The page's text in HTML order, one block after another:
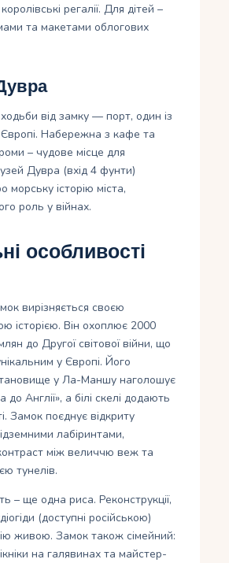
регалії. Для дітей –
та макетами облогових
від замку — порт, один із
Набережна з кафе та
– чудове місце для
Дувра (вхід 4 фунти)
морську історію міста,
роль у війнах.
особливості
вирізняється своєю
історією. Він охоплює 2000
до Другої світової війни, що
у Європі. Його
у Ла-Маншу наголошує
до Англії», а білі скелі додають
Замок поєднує відкриту
лабіринтами,
між величчю веж та
тунелів.
– ще одна риса. Реконструкції,
(доступні російською)
живою. Замок також сімейний:
на галявинах та майстер-